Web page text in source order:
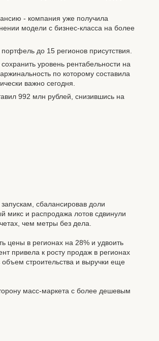
- компания уже получила
модели с бизнес-класса на более
до 15 регионов присутствия.
уровень рентабельности на
по которому составила
важно сегодня.
992 млн рублей, снизившись на
сбалансировав доли
микс и распродажа лотов сдвинули
чем метры без дела.
цены в регионах на 28% и удвоить
привела к росту продаж в регионах
объем строительства и выручки еще
масс-маркета с более дешевым